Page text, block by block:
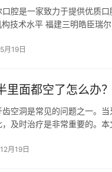
腔是一家致力于提供优质
技术水平 福建三明皓臣瑞
月19日
里面都空了怎么办
空洞是常见的问题之一。
，及时治疗是非常重要的。
月19日